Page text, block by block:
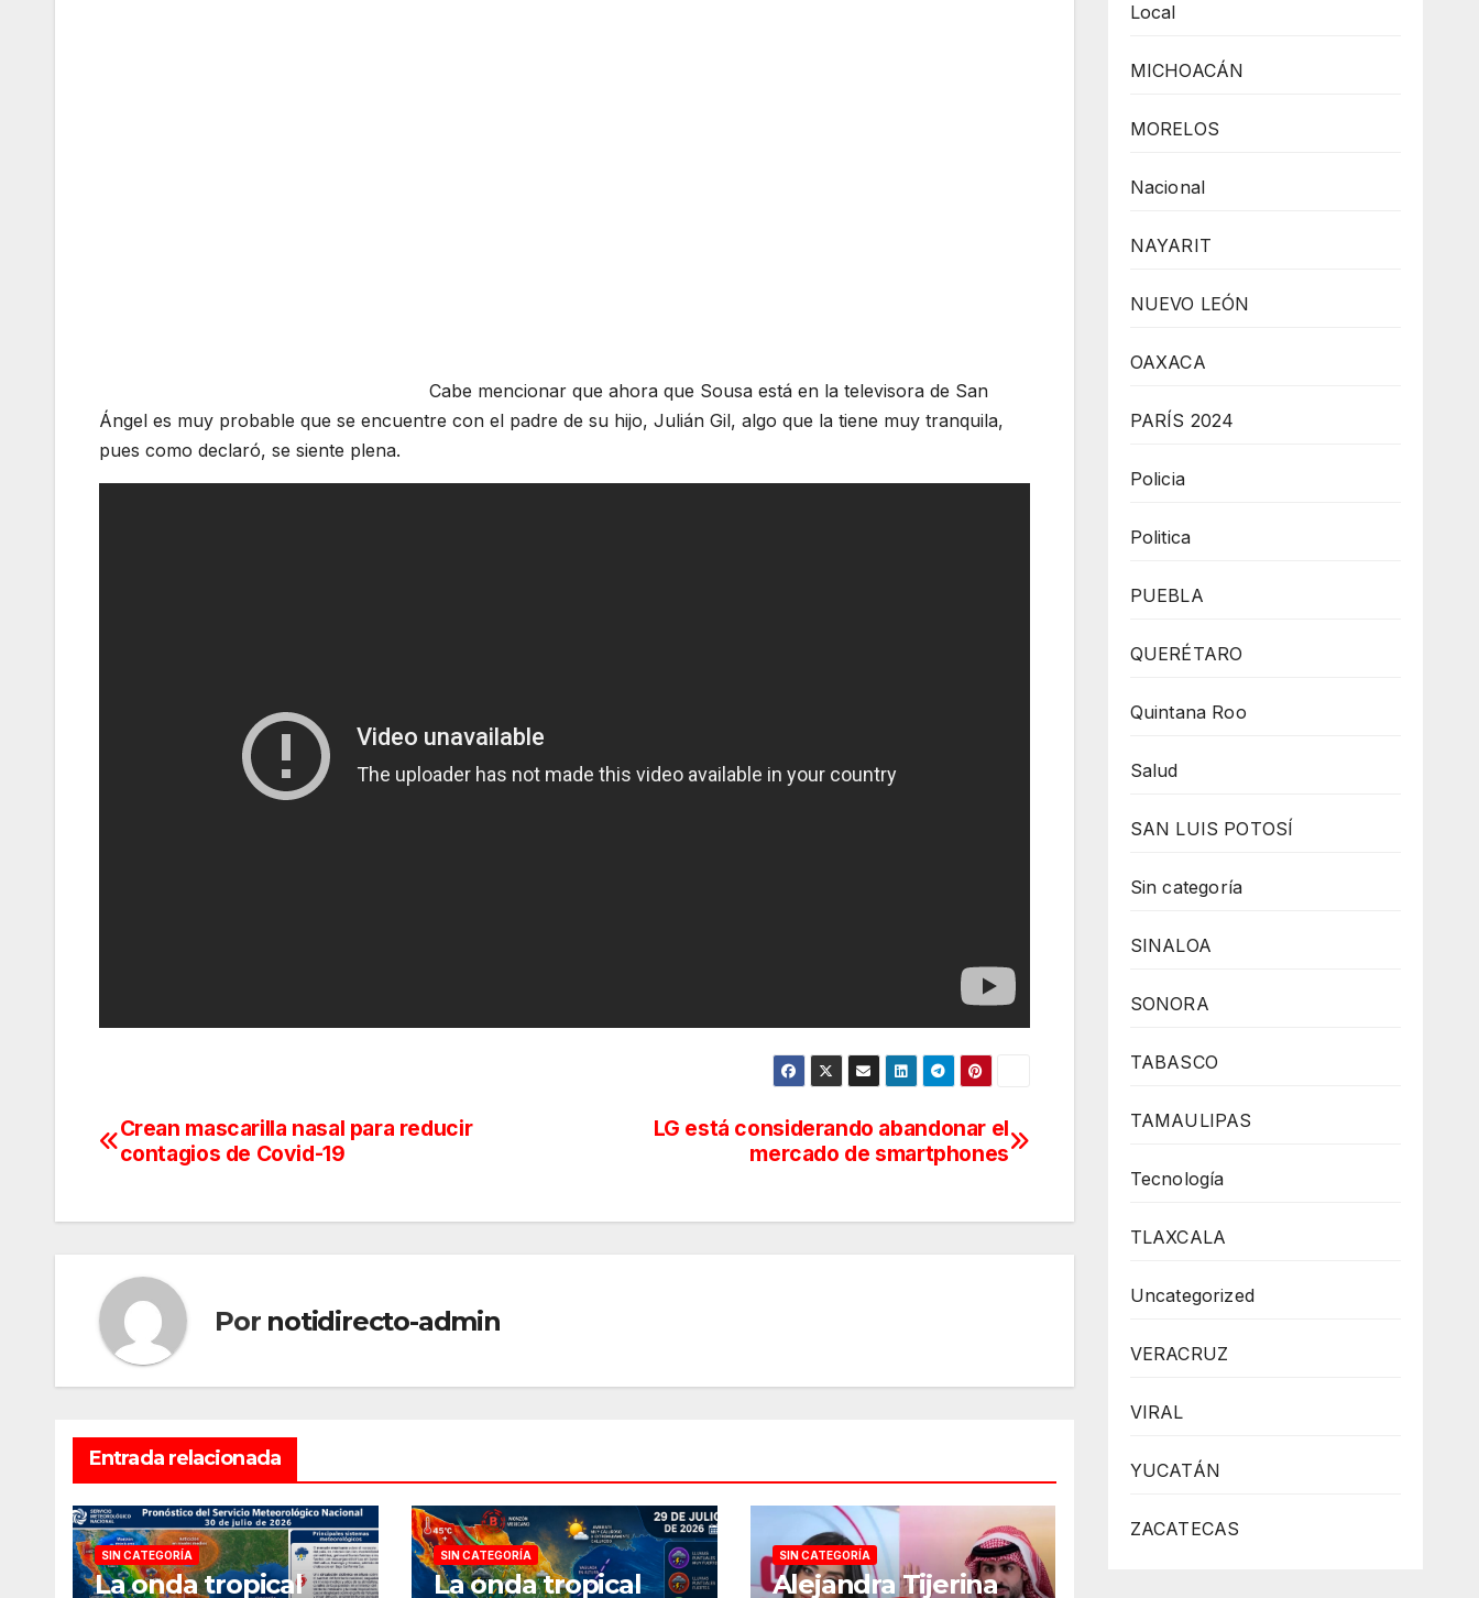
Cabe mencionar que ahora que Sousa está en la televisora de San
Ángel es muy probable que se encuentre con el padre de su hijo, Julián Gil, algo que la tiene muy tranquila,
pues como declaró, se siente plena.
Navegación
entradas
LG está considerando abandonar el
mercado de smartphones
Crean mascarilla nasal para reducir
contagios de Covid-19
Por notidirecto-admin
Entrada relacionada
SIN CATEGORÍA
La onda tropical
SIN CATEGORÍA
La onda tropical
SIN CATEGORÍA
Alejandra Tijerina
Local
MICHOACÁN
MORELOS
Nacional
NAYARIT
NUEVO LEÓN
OAXACA
PARÍS 2024
Policia
Politica
PUEBLA
QUERÉTARO
Quintana Roo
Salud
SAN LUIS POTOSÍ
Sin categoría
SINALOA
SONORA
TABASCO
TAMAULIPAS
Tecnología
TLAXCALA
Uncategorized
VERACRUZ
VIRAL
YUCATÁN
ZACATECAS